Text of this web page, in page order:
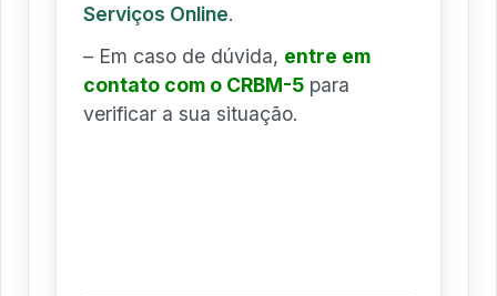
Serviços Online.
– Em caso de dúvida, entre em
contato com o CRBM-5 para
verificar a sua situação.